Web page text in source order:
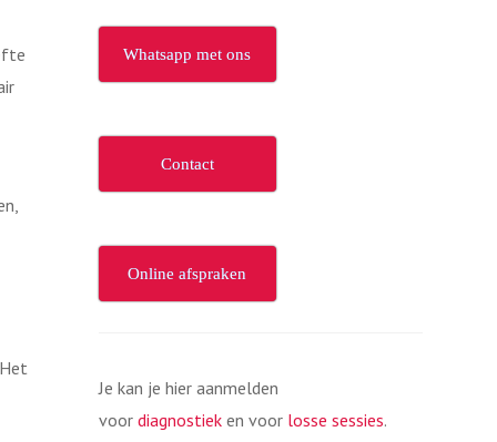
Whatsapp met ons
Contact
Online afspraken
Je kan je hier aanmelden
voor diagnostieken voor losse sessies.